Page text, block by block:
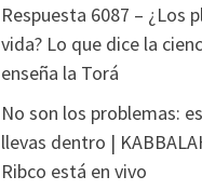
Respuesta 6087 – ¿Los
vida? Lo que dice la
enseña la Torá
No son los problemas:
llevas dentro |
Ribco está en vivo